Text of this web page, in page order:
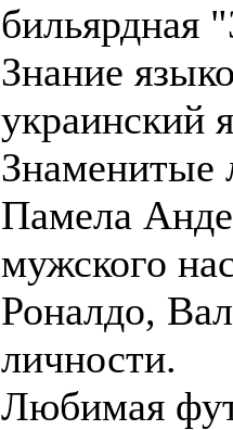
бильярдная
Знание
украинский
Знаменитые
Памела
мужского
Роналдо,
личности.
Любимая